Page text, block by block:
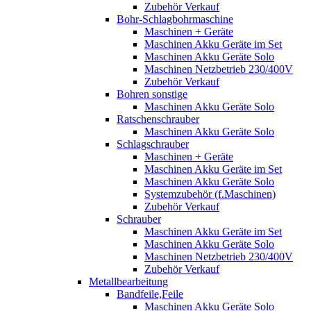
Zubehör Verkauf
Bohr-Schlagbohrmaschine
Maschinen + Geräte
Maschinen Akku Geräte im Set
Maschinen Akku Geräte Solo
Maschinen Netzbetrieb 230/400V
Zubehör Verkauf
Bohren sonstige
Maschinen Akku Geräte Solo
Ratschenschrauber
Maschinen Akku Geräte Solo
Schlagschrauber
Maschinen + Geräte
Maschinen Akku Geräte im Set
Maschinen Akku Geräte Solo
Systemzubehör (f.Maschinen)
Zubehör Verkauf
Schrauber
Maschinen Akku Geräte im Set
Maschinen Akku Geräte Solo
Maschinen Netzbetrieb 230/400V
Zubehör Verkauf
Metallbearbeitung
Bandfeile,Feile
Maschinen Akku Geräte Solo